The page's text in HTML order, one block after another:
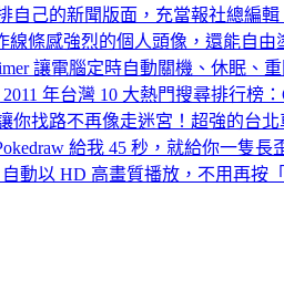
自己的新聞版面，充當報社總編輯
線條感強烈的個人頭像，還能自由
讓電腦定時自動關機、休眠、
2011 年台灣 10 大熱門搜尋排行
你找路不再像走迷宮！超強的台
給我 45 秒，就給你一隻長
自動以 HD 高畫質播放，不用再按